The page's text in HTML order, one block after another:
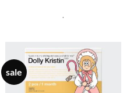
.
sale